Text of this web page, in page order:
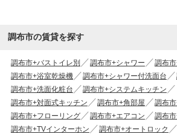
調布市の賃貸を探す
調布市+バストイレ別 調布市+シャワー
調布
調布市+浴室乾燥機
調布市+シャワー付洗面台
調布市+洗面化粧台
調布市+システムキッチン
調布市+対面式キッチン
調布市+角部屋
調布
調布市+フローリング
調布市+エアコン
調布
調布市+TVインターホン
調布市+オートロック